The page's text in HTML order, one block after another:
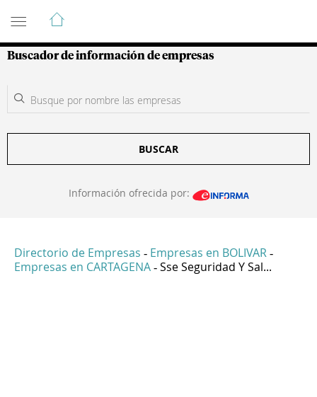
Guía de Empresas Colombianas
Buscador de información de empresas
BUSCAR
Información ofrecida por:
Directorio de Empresas - Empresas en BOLIVAR -
Empresas en CARTAGENA - Sse Seguridad Y Sal...